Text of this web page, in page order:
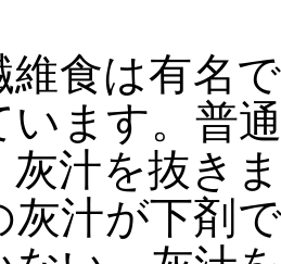
維食は有名
います。普
灰汁を抜き
灰汁が下剤